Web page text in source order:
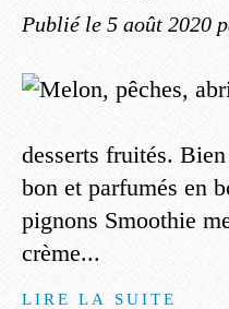
Publié le 5 août 2020
desserts fruités.
bon et parfumés en
pignons Smoothie
crème...
LIRE LA SUITE